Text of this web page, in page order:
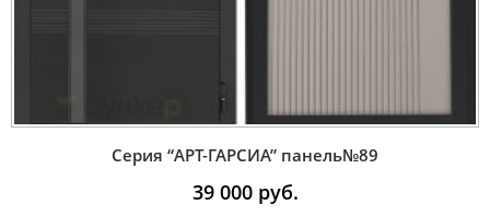
Серия “AРT-ГАРСИА” панель№89
39 000руб.